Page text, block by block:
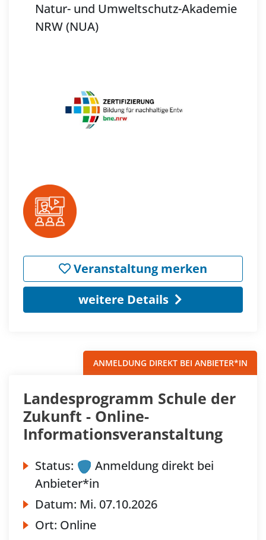
Natur- und Umweltschutz-Akademie
NRW (NUA)
Veranstaltung merken
weitere Details
ANMELDUNG DIREKT BEI ANBIETER*IN
Landesprogramm Schule der
Zukunft - Online-
Informationsveranstaltung
Status:
Anmeldung direkt bei
Anbieter*in
Datum: Mi. 07.10.2026
Ort: Online